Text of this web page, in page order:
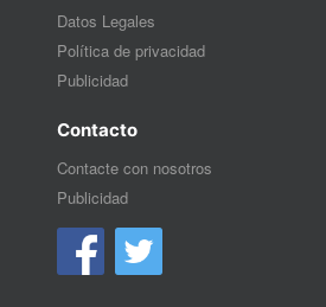
Datos Legales
Política de privacidad
Publicidad
Contacto
Contacte con nosotros
Publicidad